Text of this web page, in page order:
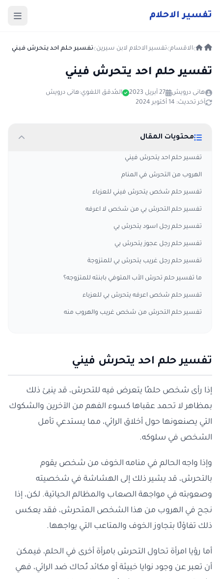
تفسير الاحلام
الاقسام تفسير الاحلام لابن سيرين تفسير حلم احد يتحرش فيني
تفسير حلم احد يتحرش فيني
هانى درويش 27 أبريل 2023 المُدقق اللغوي:هانى درويش
آخر تحديث: 14 أكتوبر 2024
محتويات المقال
تفسير حلم احد يتحرش فيني
الهروب من التحرش في المنام
تفسير حلم شخص يتحرش فيني للعزباء
تفسير حلم التحرش بي من شخص لا اعرفه
تفسير حلم رجل اسود يتحرش بي
تفسير حلم رجل عجوز يتحرش بي
تفسير حلم رجل غريب يتحرش بي للمتزوجة
ما تفسير حلم تحرش الأب المتوفي بابنته للمتزوجه؟
تفسير حلم شخص اعرفه يتحرش بي للعزباء
تفسير حلم التحرش من شخص غريب والهروب منه
تفسير حلم احد يتحرش فيني
إذا رأى شخص حلمًا يتعرض فيه للتحرش، قد ينبئ ذلك
بمظاهر لا تحمد عقباها كسوء الفهم من الآخرين والشكوك
التي يصنعونها حول أخلاق الرائي، مما يستدعي تأمل
الشخص في سلوكه.
وإذا واجه الحالم في منامه الخوف من شخص يقوم
بالتحرش، قد يشير ذلك إلى الهشاشة في شخصيته
وصعوبته في مواجهة الصعاب والمظالم الحياتية. لكن، إذا
نجح في الهروب من هذا الشخص المتحرش، فقد يعكس
ذلك تفاؤلًا بتجاوز الخوف والمتاعب التي يواجهها.
أما رؤيا امرأة تحاول التحرش بامرأة أخرى في الحلم، فيمكن
أن تعبر عن وجود نوايا خبيثة أو مكائد تُحاك ضد الرائي، فهي